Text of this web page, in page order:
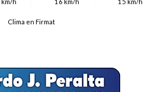
km/h 16 km/h 15 km/h
Clima en Firmat